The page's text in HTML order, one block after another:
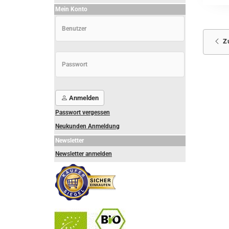
Mein Konto
Anmelden
Passwort vergessen
Neukunden Anmeldung
Newsletter
Newsletter anmelden